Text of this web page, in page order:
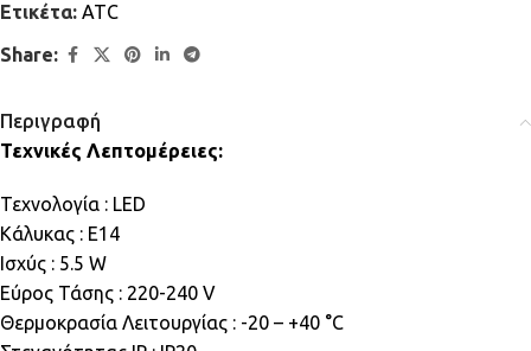
Ετικέτα: ATC
Share:
Περιγραφή
Τεχνικές Λεπτομέρειες:
Τεχνολογία : LED
Κάλυκας : E14
Ισχύς : 5.5 W
Εύρος Τάσης : 220-240 V
Θερμοκρασία Λειτουργίας : -20 – +40 °C